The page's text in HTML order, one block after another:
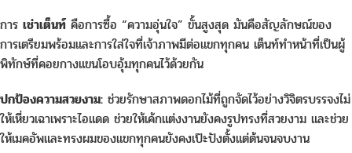
การ เช่าเต็นท์ คือการซื้อ “ความอุ่นใจ” ขั้นสูงสุด มันคือสัญลักษณ์ของ
การเตรียมพร้อมและการใส่ใจที่เจ้าภาพมีต่อแขกทุกคน เต็นท์ทำหน้าที่เป็นผู้
พิทักษ์ที่คอยกางแขนโอบอุ้มทุกคนไว้ด้วยกัน
ปกป้องความสวยงาม: ช่วยรักษาสภาพดอกไม้ที่ถูกจัดไว้อย่างวิจิตรบรรจงไม่
ให้เหี่ยวเฉาเพราะไอแดด ช่วยให้เค้กแต่งงานยังคงรูปทรงที่สวยงาม และช่วย
ให้เมคอัพและทรงผมของแขกทุกคนยังคงเป๊ะปังตั้งแต่ต้นจนจบงาน